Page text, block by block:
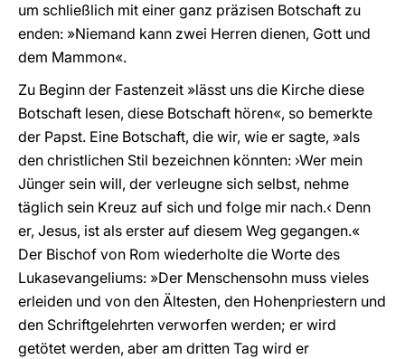
um schließlich mit einer ganz präzisen Botschaft zu
enden: »Niemand kann zwei Herren dienen, Gott und
dem Mammon«.
Zu Beginn der Fastenzeit »lässt uns die Kirche diese
Botschaft lesen, diese Botschaft hören«, so bemerkte
der Papst. Eine Botschaft, die wir, wie er sagte, »als
den christlichen Stil bezeichnen könnten: ›Wer mein
Jünger sein will, der verleugne sich selbst, nehme
täglich sein Kreuz auf sich und folge mir nach.‹ Denn
er, Jesus, ist als erster auf diesem Weg gegangen.«
Der Bischof von Rom wiederholte die Worte des
Lukasevangeliums: »Der Menschensohn muss vieles
erleiden und von den Ältesten, den Hohenpriestern und
den Schriftgelehrten verworfen werden; er wird
getötet werden, aber am dritten Tag wird er